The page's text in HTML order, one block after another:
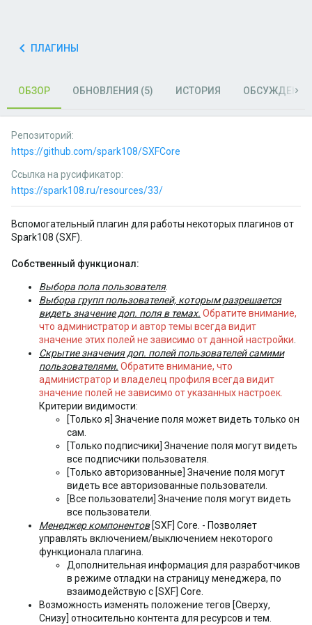
ПЛАГИНЫ
ОБЗОР ОБНОВЛЕНИЯ (5) ИСТОРИЯ ОБСУЖДЕНИЕ
Репозиторий
https://github.com/spark108/SXFCore
Ссылка на русификатор
https://spark108.ru/resources/33/
Вспомогательный плагин для работы некоторых плагинов от
Spark108 (SXF).
Собственный функционал:
Выбора пола пользователя.
Выбора групп пользователей, которым разрешается
видеть значение доп. поля в темах. Обратите внимание,
что администратор и автор темы всегда видит
значение этих полей не зависимо от данной настройки
Скрытие значения доп. полей пользователей самими
пользователями. Обратите внимание, что
администратор и владелец профиля всегда видит
значение полей не зависимо от указанных настроек.
Критерии видимости:
[Только я] Значение поля может видеть только он
сам.
[Только подписчики] Значение поля могут видеть
все подписчики пользователя.
[Только авторизованные] Значение поля могут
видеть все авторизованные пользователи.
[Все пользователи] Значение поля могут видеть
все пользователи.
Менеджер компонентов[SXF] Core. - Позволяет
управлять включением/выключением некоторого
функционала плагина.
Дополнительная информация для разработчиков
в режиме отладки на страницу менеджера, по
взаимодействую с [SXF] Core.
Возможность изменять положение тегов [Сверху,
Снизу] относительно контента для ресурсов и тем.